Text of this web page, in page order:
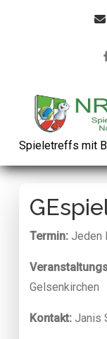
Spieletreffs mit
Termin: Jeden
Gelsenkirchen
Kontakt: Janis